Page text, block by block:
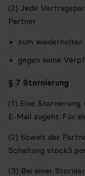
(2) Jede
Partner
zum
gegen seine
§ 7 Stornierung
(1) Eine
E-Mail zugeht. Für
(2) Soweit der
Schaltung stock3
(3) Bei einer